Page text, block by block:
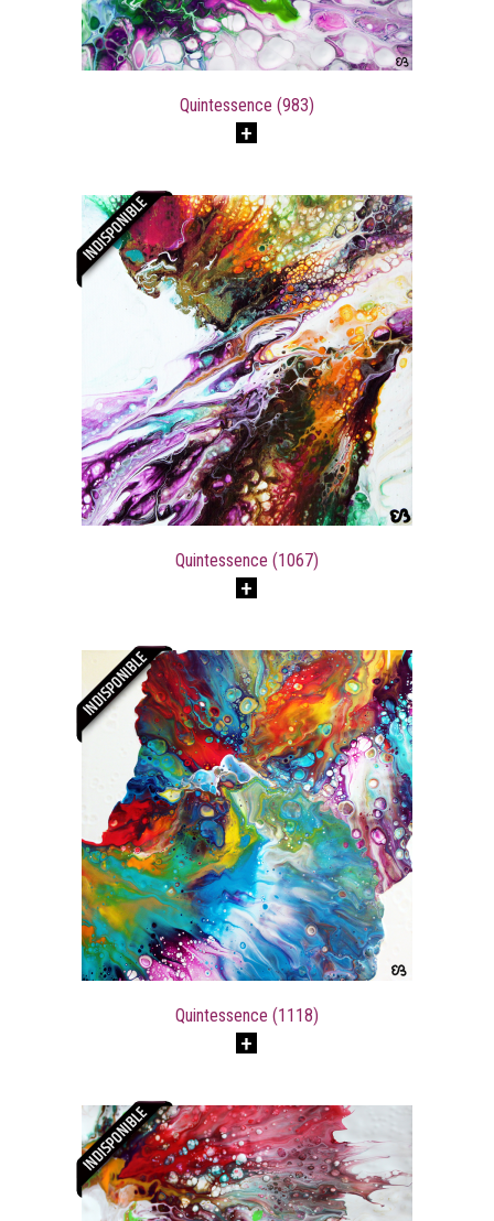
Quintessence (983)
Quintessence (1067)
Quintessence (1118)